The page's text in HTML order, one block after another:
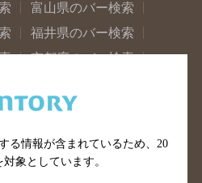
富山県のバー検索
福井県のバー検索
京都府のバー検索
和歌山県のバー検索
鳥取県のバー検索
る情報が含まれているため、 20
象としています。